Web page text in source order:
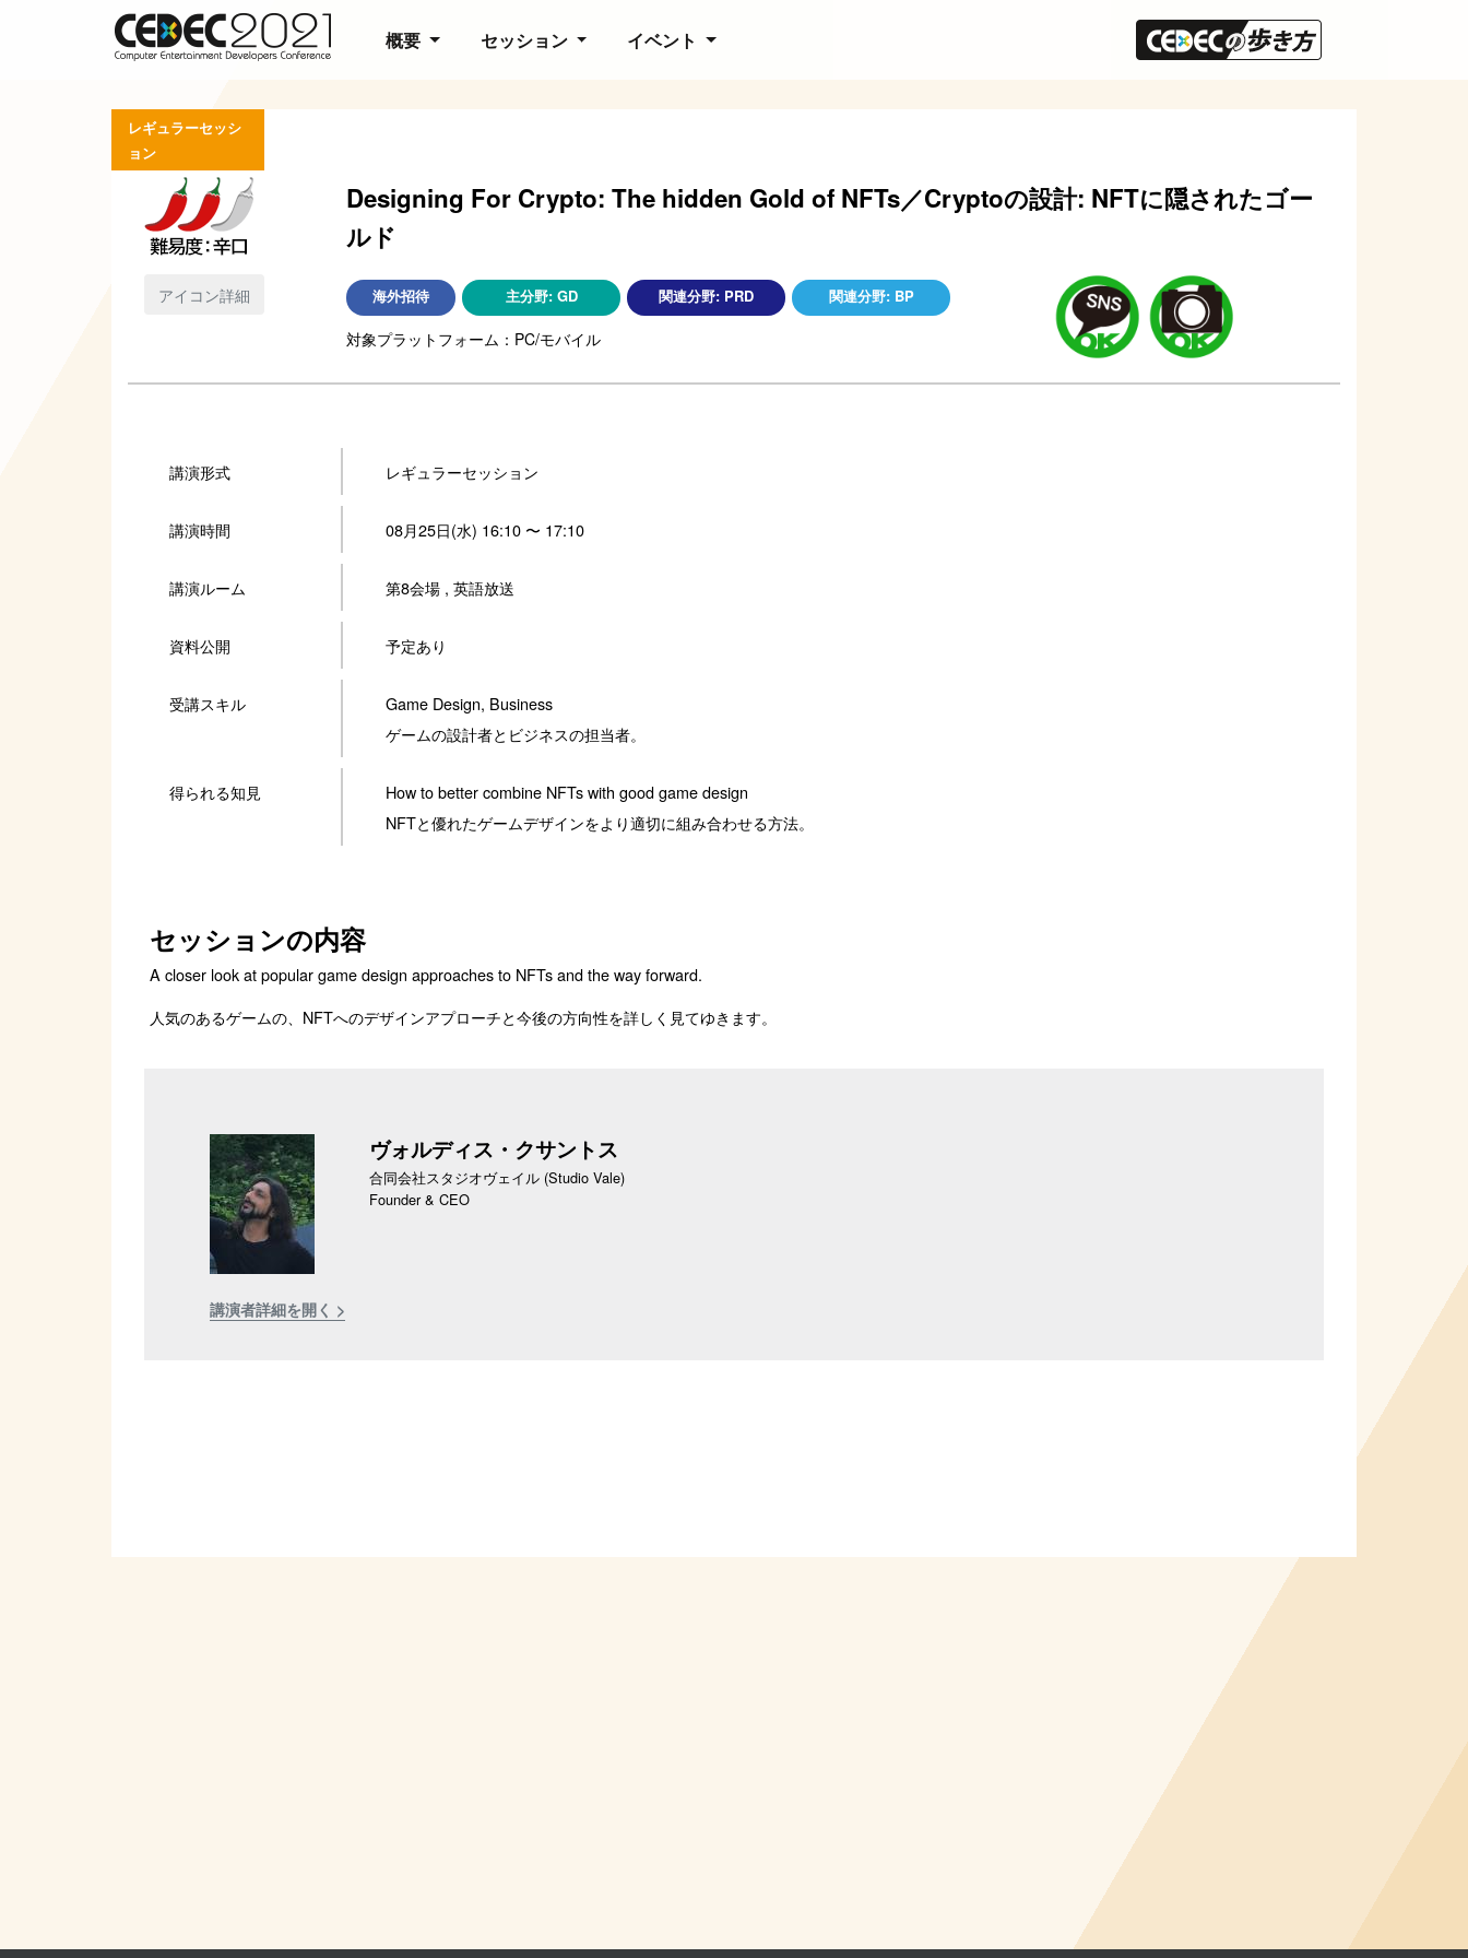
概要 セッション イベント
レギュラーセッシ
ョン
Designing For Crypto: The hidden Gold of NFTs／Cryptoの設計: NFTに隠されたゴー
ルド
アイコン詳細 海外招待 主分野:GD 関連分野: PRD 関連分野: BP
対象プラットフォーム：PC/モバイル
講演形式 レギュラーセッション
講演時間 08月25日(水) 16:10 〜 17:10
講演ルーム 第8会場 , 英語放送
資料公開 予定あり
受講スキル
Game Design, Business
ゲームの設計者とビジネスの担当者。
得られる知見
How to better combine NFTs with good game design
NFTと優れたゲームデザインをより適切に組み合わせる方法。
セッションの内容
A closer look at popular game design approaches to NFTs and the way forward.
人気のあるゲームの、NFTへのデザインアプローチと今後の方向性を詳しく見てゆきます。
ヴォルディス・クサントス
合同会社スタジオヴェイル (Studio Vale)
Founder & CEO
講演者詳細を開く >